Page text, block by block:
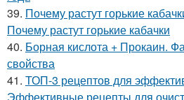
39. Почему растут горькие
Почему растут горькие кабачки
40. Борная кислота + Прокаин.
свойства
41. ТОП-3 рецептов для
Эффективные рецепты для